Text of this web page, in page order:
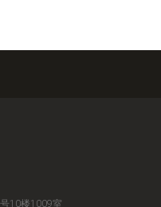
10楼1009室